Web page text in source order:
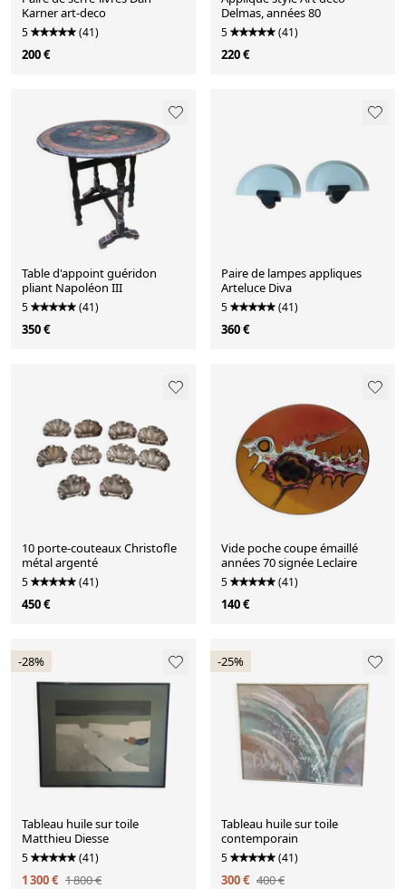
Karner art-deco
5 (41)
200 €
Delmas, années 80
5 (41)
220 €
Table d'appoint guéridon
pliant Napoléon III
5 (41)
350 €
Paire de lampes appliques
Arteluce Diva
5 (41)
360 €
10 porte-couteaux Christofle
métal argenté
5 (41)
450 €
Vide poche coupe émaillé
années 70 signée Leclaire
5 (41)
140 €
-28%
Tableau huile sur toile
Matthieu Diesse
5 (41)
1 300 € 1 800 €
-25%
Tableau huile sur toile
contemporain
5 (41)
300 € 400 €